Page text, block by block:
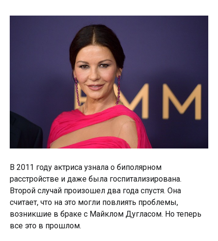
В 2011 году актриса узнала о биполярном
расстройстве и даже была госпитализирована.
Второй случай произошел два года спустя. Она
считает, что на это могли повлиять проблемы,
возникшие в браке с Майклом Дугласом. Но теперь
все это в прошлом.